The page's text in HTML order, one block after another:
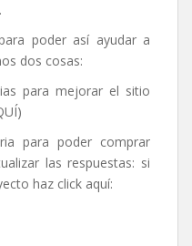
poder así ayudar a
dos cosas:
para mejorar el sitio
)
para poder comprar
las respuestas: si
haz click aquí: